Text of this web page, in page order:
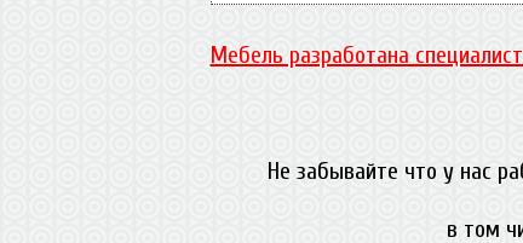
Мебель разработана
Не забывайте что у нас
в том